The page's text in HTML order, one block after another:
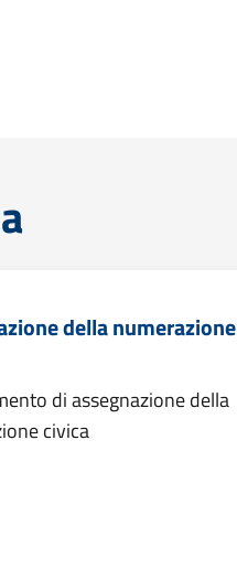
della numerazione
di assegnazione della
civica